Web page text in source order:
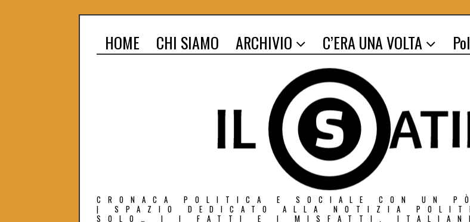
HOME CHI SIAMO ARCHIVIO C’ERA UNA VOLTA
CRONACA POLITICA E SOCIALE CON UN
| SPAZIO DEDICATO ALLA NOTIZIA
SOLO… | I FATTI E I MISFATTI,